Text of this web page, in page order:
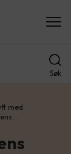
Søk
med